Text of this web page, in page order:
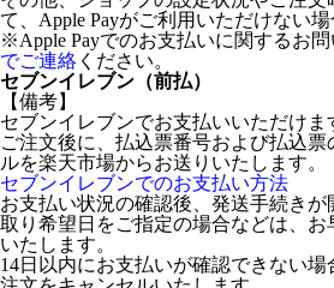
て、Apple Payがご利用いただけない場
※Apple Payでのお支払いに関するお
でご連絡 ください。
セブンイレブン（前払）
【備考】
セブンイレブンでお支払いいただけま
ご注文後に、払込票番号および払込
ルを楽天市場からお送りいたします。
セブンイレブンでのお支払い方法
お支払い状況の確認後、発送手続き
取り希望日をご指定の場合などは、
いたします。
14日以内にお支払いが確認できない